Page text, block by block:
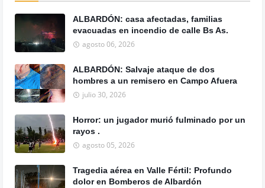
ALBARDÓN: casa afectadas, familias
evacuadas en incendio de calle Bs As.
agosto 06, 2026
ALBARDÓN: Salvaje ataque de dos
hombres a un remisero en Campo Afuera
julio 30, 2026
Horror: un jugador murió fulminado por un
rayos .
agosto 05, 2026
Tragedia aérea en Valle Fértil: Profundo
dolor en Bomberos de Albardón